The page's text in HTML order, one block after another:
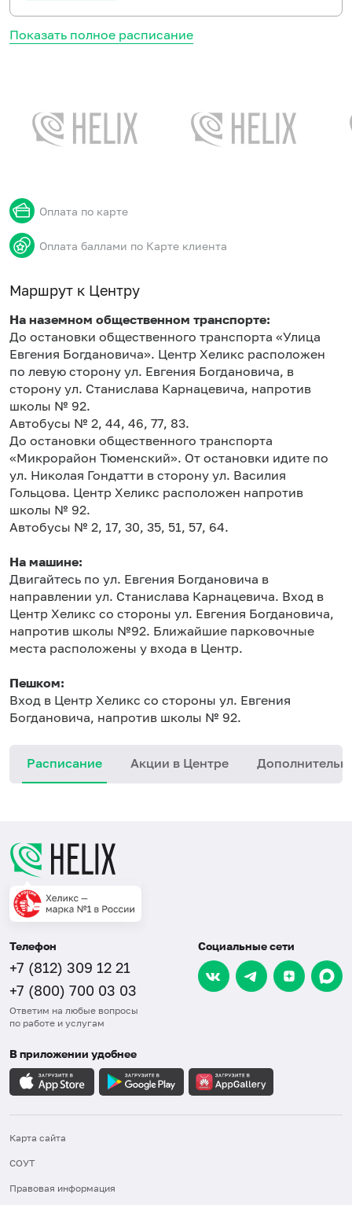
Показать полное расписание
Оплата по карте
Оплата баллами по Карте клиента
Маршрут к Центру
На наземном общественном транспорте:
До остановки общественного транспорта «Улица
Евгения Богдановича». Центр Хеликс расположен
по левую сторону ул. Евгения Богдановича, в
сторону ул. Станислава Карнацевича, напротив
школы № 92.
Автобусы № 2, 44, 46, 77, 83.
До остановки общественного транспорта
«Микрорайон Тюменский». От остановки идите по
ул. Николая Гондатти в сторону ул. Василия
Гольцова. Центр Хеликс расположен напротив
школы № 92.
Автобусы № 2, 17, 30, 35, 51, 57, 64.
На машине:
Двигайтесь по ул. Евгения Богдановича в
направлении ул. Станислава Карнацевича. Вход в
Центр Хеликс со стороны ул. Евгения Богдановича,
напротив школы №92. Ближайшие парковочные
места расположены у входа в Центр.
Пешком:
Вход в Центр Хеликс со стороны ул. Евгения
Богдановича, напротив школы № 92.
Расписание Акции в Центре
Телефон
+7 (812) 309 12 21
+7 (800) 700 03 03
Ответим на любые вопросы
по работе и услугам
Социальные сети
В приложении удобнее
Карта сайта
СОУТ
Правовая информация